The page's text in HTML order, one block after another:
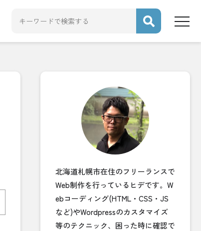
北海道札幌市在住のフリーランスで
Web制作を行っているヒデです。W
ebコーディング(HTML・CSS・JS
など)やWordpressのカスタマイズ
等のテクニック、困った時に確認で